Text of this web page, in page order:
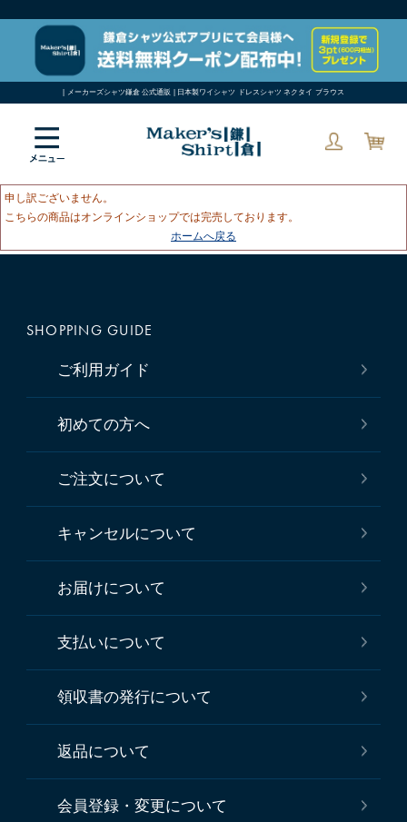
| メーカーズシャツ鎌倉 公式通販 | 日本製ワイシャツ ドレスシャツ ネクタイ ブラウス
申し訳ございません。
こちらの商品はオンラインショップでは完売しております。
ホームへ戻る
SHOPPING GUIDE
ご利用ガイド
初めての方へ
ご注文について
キャンセルについて
お届けについて
支払いについて
領収書の発行について
返品について
会員登録・変更について